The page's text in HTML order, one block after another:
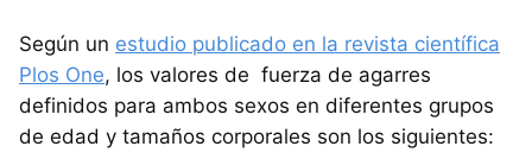
Según un estudio publicado en la revista científica
Plos One, los valores de fuerza de agarres
definidos para ambos sexos en diferentes grupos
de edad y tamaños corporales son los siguientes: